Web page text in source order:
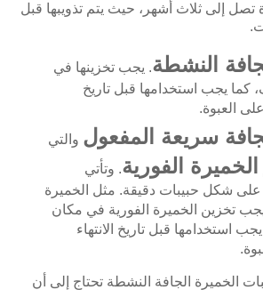
تصل إلى ثلاث أشهر، حيث يتم تذويبها قبل
النشطة. يجب تخزينها في
كما يجب استخدامها قبل تاريخ
على العبوة.
سريعة المفعول والتي
الخميرة الفورية. وتأتي
على شكل حبيبات دقيقة. مثل الخميرة
تخزين الخميرة الفورية في مكان
استخدامها قبل تاريخ الانتهاء
الخميرة الجافة النشطة تحتاج إلى أن